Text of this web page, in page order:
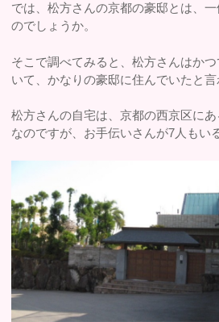
では、松方さんの京都の豪邸とは、
のでしょうか。
そこで調べてみると、松方さんはか
いて、かなりの豪邸に住んでいたと言
松方さんの自宅は、京都の西京区に
なのですが、お手伝いさんが7人もい